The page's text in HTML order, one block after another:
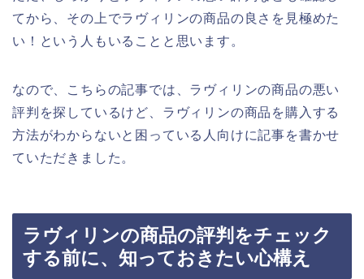
てから、その上でラヴィリンの商品の良さを見極めた
い！という人もいることと思います。
なので、こちらの記事では、ラヴィリンの商品の悪い
評判を探しているけど、ラヴィリンの商品を購入する
方法がわからないと困っている人向けに記事を書かせ
ていただきました。
ラヴィリンの商品の評判をチェック
する前に、知っておきたい心構え